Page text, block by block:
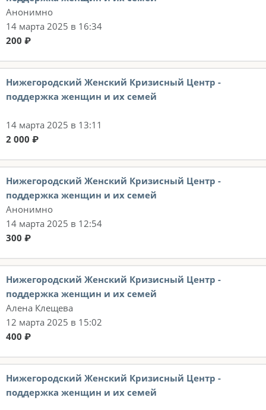
Анонимно
14 марта 2025 в 16:34
200 ₽
Нижегородский Женский Кризисный Центр -
поддержка женщин и их семей
14 марта 2025 в 13:11
2 000 ₽
Нижегородский Женский Кризисный Центр -
поддержка женщин и их семей
Анонимно
14 марта 2025 в 12:54
300 ₽
Нижегородский Женский Кризисный Центр -
поддержка женщин и их семей
Алена Клещева
12 марта 2025 в 15:02
400 ₽
Нижегородский Женский Кризисный Центр -
поддержка женщин и их семей